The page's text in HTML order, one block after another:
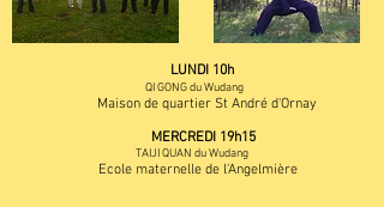
LUNDI 10h
QI GONG du Wudang
Maison de quartier St André d'Ornay
MERCREDI 19h15
TAIJI QUAN du Wudang
Ecole maternelle de l'Angelmière